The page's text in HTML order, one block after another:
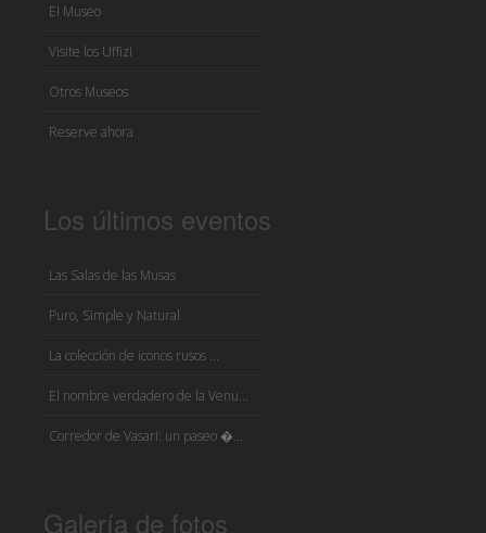
El Museo
Visite los Uffizi
Otros Museos
Reserve ahora
Los últimos eventos
Las Salas de las Musas
Puro, Simple y Natural
La colección de iconos rusos ...
El nombre verdadero de la Venu...
Corredor de Vasari: un paseo �...
Galería de fotos